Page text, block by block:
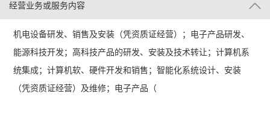
经营业务或服务内容
机电设备研发、销售及安装（凭资质证经营）；电子产品研发、
能源科技开发；高科技产品的研发、安装及技术转让；计算机系
统集成；计算机软、硬件开发和销售；智能化系统设计、安装
（凭资质证经营）及维修；电子产品（